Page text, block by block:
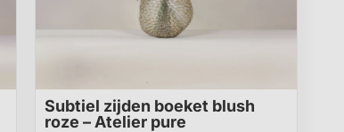
Subtiel zijden boeket blush
roze – Atelier pure